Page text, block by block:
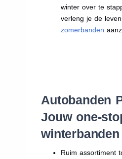
winter over te
verleng je de
zomerbanden
Autobanden
Jouw one-
Ruim assortiment